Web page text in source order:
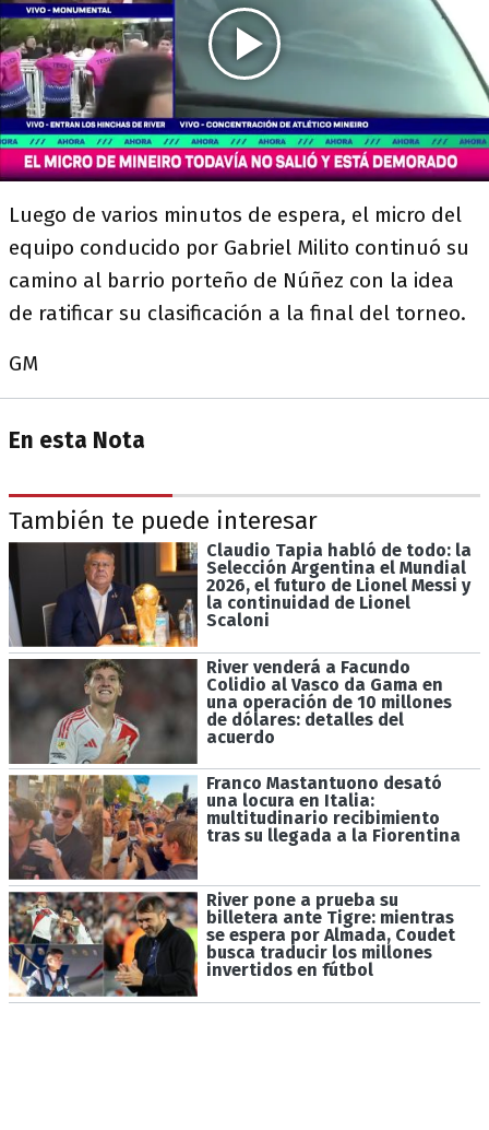
Luego de varios minutos de espera, el micro del
equipo conducido por Gabriel Milito continuó su
camino al barrio porteño de Núñez con la idea
de ratificar su clasificación a la final del torneo.
GM
En esta Nota
También te puede interesar
Claudio Tapia habló de todo: la
Selección Argentina el Mundial
2026, el futuro de Lionel Messi y
la continuidad de Lionel
Scaloni
River venderá a Facundo
Colidio al Vasco da Gama en
una operación de 10 millones
de dólares: detalles del
acuerdo
Franco Mastantuono desató
una locura en Italia:
multitudinario recibimiento
tras su llegada a la Fiorentina
River pone a prueba su
billetera ante Tigre: mientras
se espera por Almada, Coudet
busca traducir los millones
invertidos en fútbol